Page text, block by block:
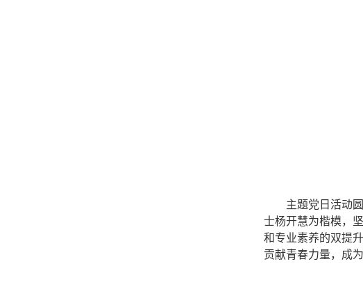
主题党日活动
士杨开慧为楷模，
和专业素养的双提
贡献青春力量，成